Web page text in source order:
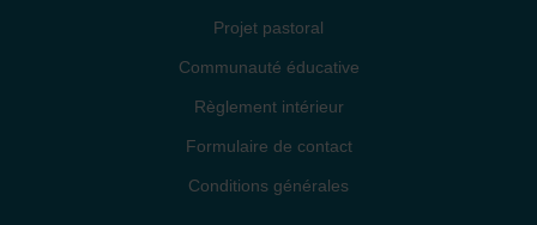
Projet pastoral
Communauté éducative
Règlement intérieur
Formulaire de contact
Conditions générales